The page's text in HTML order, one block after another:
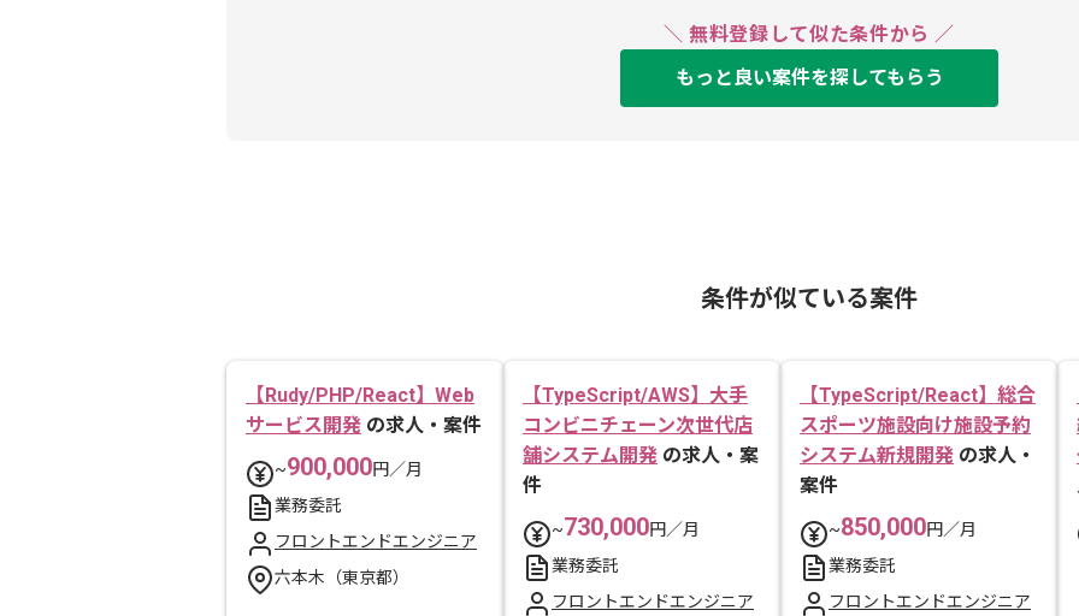
＼ 無料登録して似た条件から ／
もっと良い案件を探してもらう
条件が似ている案件
【Rudy/PHP/React】Web
サービス開発 の求人・案件
~900,000円／月
業務委託
フロントエンドエンジニア
六本木（東京都）
【TypeScript/AWS】大手
コンビニチェーン次世代店
舗システム開発 の求人・案
件
~730,000円／月
業務委託
フロントエンドエンジニア
【TypeScript/React】総合
スポーツ施設向け施設予約
システム新規開発 の求人・
案件
~850,000円／月
業務委託
フロントエンドエンジニア